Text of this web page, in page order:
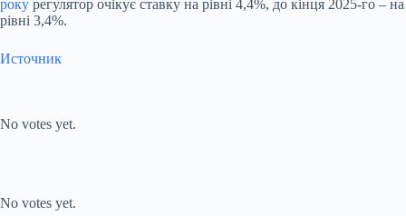
року регулятор очікує ставку на рівні 4,4%, до кінця 2025-го – на
рівні 3,4%.
Источник
No votes yet.
No votes yet.